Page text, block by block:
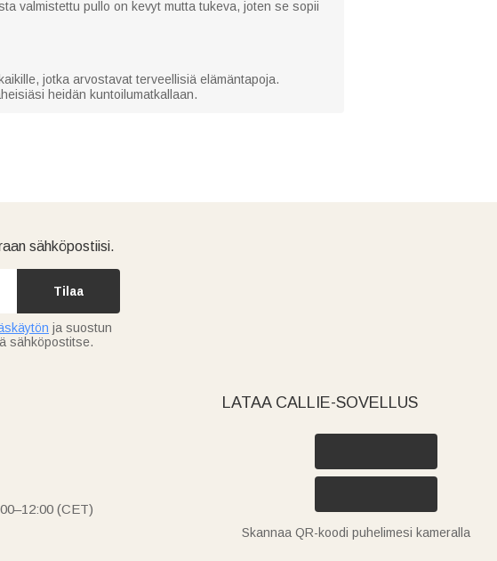
valmistettu pullo on kevyt mutta tukeva, joten se sopii
jotka arvostavat terveellisiä elämäntapoja.
heidän kuntoilumatkallaan.
sähköpostiisi.
Tilaa
ja suostun
sähköpostitse.
(CET)
LATAA CALLIE-SOVELLUS
Skannaa QR-koodi puhelimesi kameralla